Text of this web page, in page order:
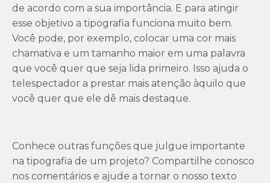
de acordo com a sua importância. E para atingir
esse objetivo a tipografia funciona muito bem.
Você pode, por exemplo, colocar uma cor mais
chamativa e um tamanho maior em uma palavra
que você quer que seja lida primeiro. Isso ajuda o
telespectador a prestar mais atenção àquilo que
você quer que ele dê mais destaque.
Conhece outras funções que julgue importante
na tipografia de um projeto? Compartilhe conosco
nos comentários e ajude a tornar o nosso texto